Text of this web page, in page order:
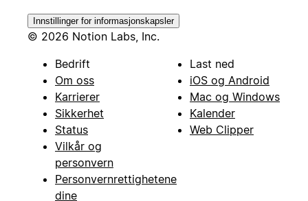
Innstillinger for informasjonskapsler
© 2026 Notion Labs, Inc.
Bedrift
Om oss
Karrierer
Sikkerhet
Status
Vilkår og
personvern
Personvernrettighetene
dine
Last ned
iOS og Android
Mac og Windows
Kalender
Web Clipper